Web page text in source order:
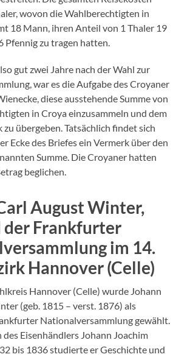
wovon die Wahlberechtigten in
18 Mann, ihren Anteil von 1 Thaler 19
Pfennig zu tragen hatten.
gut zwei Jahre nach der Wahl zur
war es die Aufgabe des Croyaner
diese ausstehende Summe von
in Croya einzusammeln und dem
zu übergeben. Tatsächlich findet sich
Ecke des Briefes ein Vermerk über den
Summe. Die Croyaner hatten
beglichen.
August Winter,
Frankfurter
im 14.
Hannover (Celle)
Hannover (Celle) wurde Johann
(geb. 1815 – verst. 1876) als
Nationalversammlung gewählt.
des Eisenhändlers Johann Joachim
bis 1836 studierte er Geschichte und